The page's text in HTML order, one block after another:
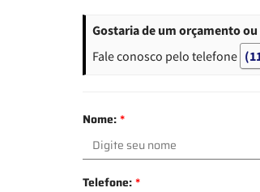
Gostaria de um orçamento
Fale conosco pelo telefone
Nome:*
Telefone:*